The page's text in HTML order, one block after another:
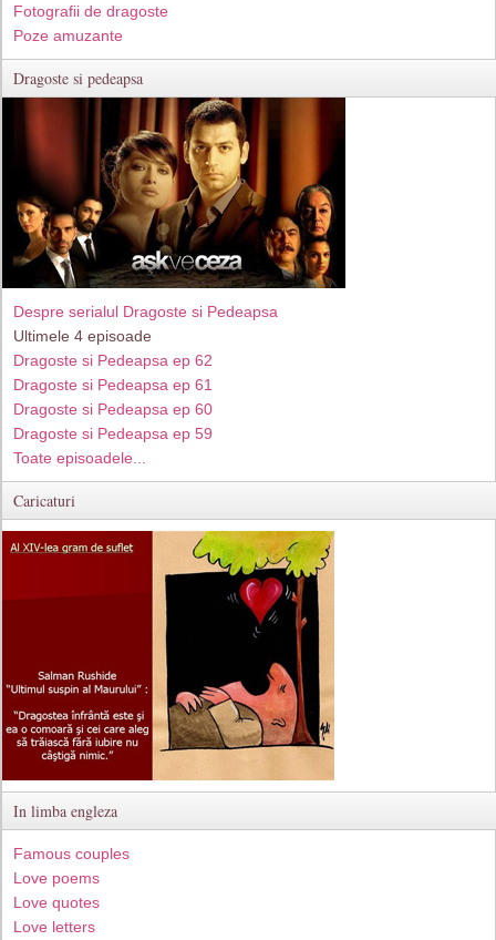
Fotografii de dragoste
Poze amuzante
Dragoste si pedeapsa
Despre serialul Dragoste si Pedeapsa
Ultimele 4 episoade
Dragoste si Pedeapsa ep 62
Dragoste si Pedeapsa ep 61
Dragoste si Pedeapsa ep 60
Dragoste si Pedeapsa ep 59
Toate episoadele...
Caricaturi
In limba engleza
Famous couples
Love poems
Love quotes
Love letters